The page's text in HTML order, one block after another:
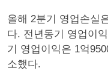
올해 2분기 영업손실
다. 전년동기 영업이
기 영업이익은 1억
소했다.